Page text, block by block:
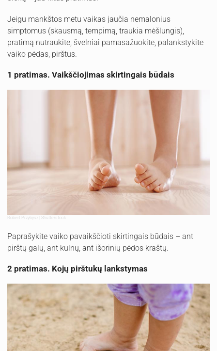
Jeigu mankštos metu vaikas jaučia nemalonius
simptomus (skausmą, tempimą, traukia mėšlungis),
pratimą nutraukite, švelniai pamasažuokite, palankstykite
vaiko pėdas, pirštus.
1 pratimas. Vaikščiojimas skirtingais būdais
Robert Przybysz | Shutterstock
Paprašykite vaiko pavaikščioti skirtingais būdais – ant
pirštų galų, ant kulnų, ant išorinių pėdos kraštų.
2 pratimas. Kojų pirštukų lankstymas